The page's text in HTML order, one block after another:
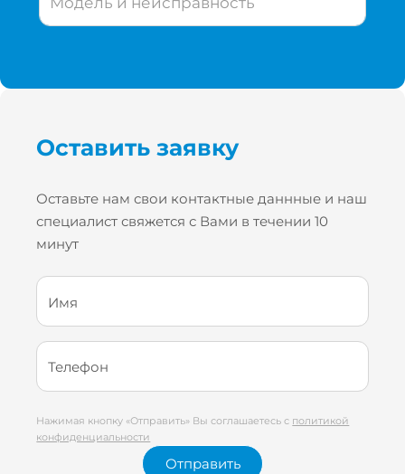
Оставить заявку
Оставьте нам свои контактные даннные и наш
специалист свяжется с Вами в течении 10
минут
Имя
Телефон
Нажимая кнопку «Отправить» Вы соглашаетесь с политикой
конфиденциальности
Отправить